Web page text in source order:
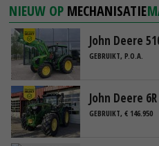
NIEUW OP MECHANISATIE
John Deere
GEBRUIKT, P.O.A.
John Deere
GEBRUIKT, € 146.950